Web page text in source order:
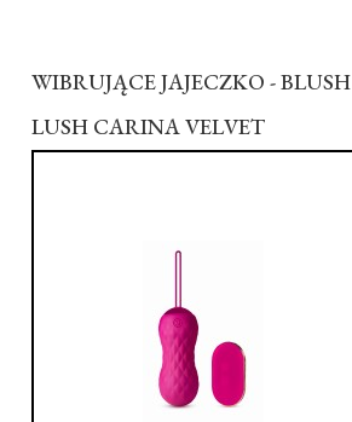
WIBRUJĄCE JAJECZKO - BLUSH
LUSH CARINA VELVET